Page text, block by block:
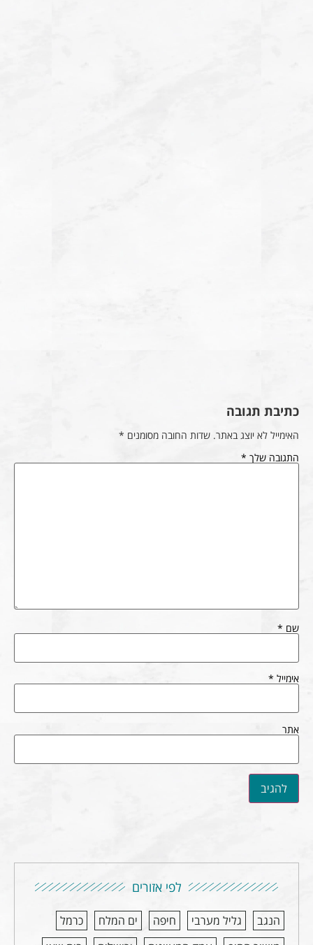
כתיבת תגובה
האימייל לא יוצג באתר. שדות החובה מסומנים *
התגובה שלך *
שם *
אימייל *
אתר
לפי אזורים
הנגב גליל מערבי חיפה ים המלח
כרמל